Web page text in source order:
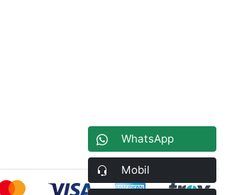
WhatsApp
Mobil